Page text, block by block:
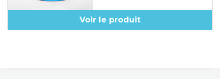
Voir le produit